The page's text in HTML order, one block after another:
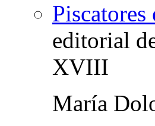
Piscatores
editorial
XVIII
María